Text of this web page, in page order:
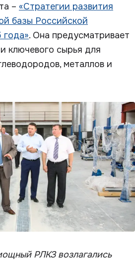
– «Стратегии развития
базы Российской
. Она предусматривает
ключевого сырья для
металлов и
РЛКЗ возлагались